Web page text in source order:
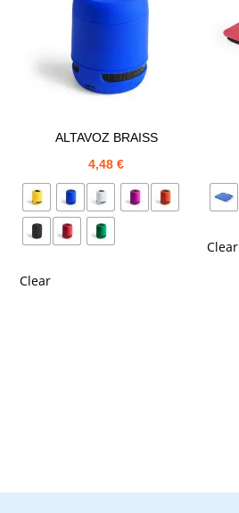
ALTAVOZ BRAISS
4,48€
Clear
Clear